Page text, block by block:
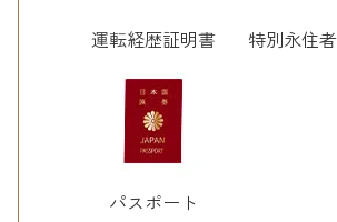
運転経歴証明書 特別永住
パスポート